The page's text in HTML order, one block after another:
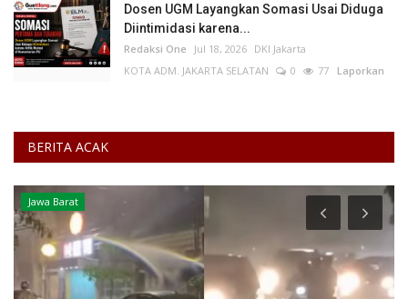
Dosen UGM Layangkan Somasi Usai Diduga
Diintimidasi karena...
Redaksi One Jul 18, 2026 DKI Jakarta
KOTA ADM. JAKARTA SELATAN
0 77 Laporkan
BERITA ACAK
Jawa Barat